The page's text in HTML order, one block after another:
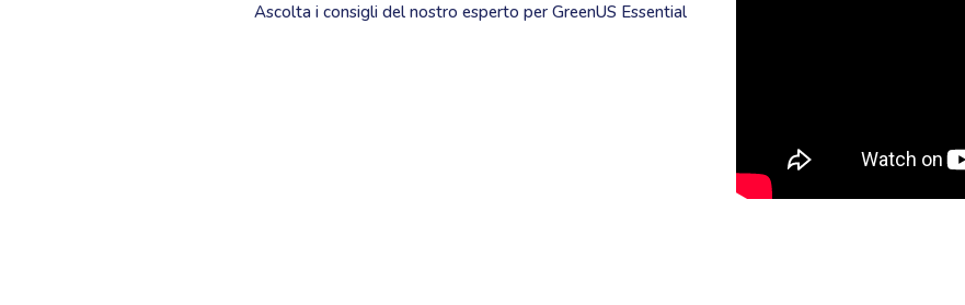
Ascolta i consigli del nostro esperto per GreenUS Essential